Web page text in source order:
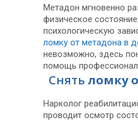
Метадон мгновенно
физическое
психологическую
ломку от метадона в
невозможно, здесь
помощь
Снятьломку
Нарколог
проводит осмотр